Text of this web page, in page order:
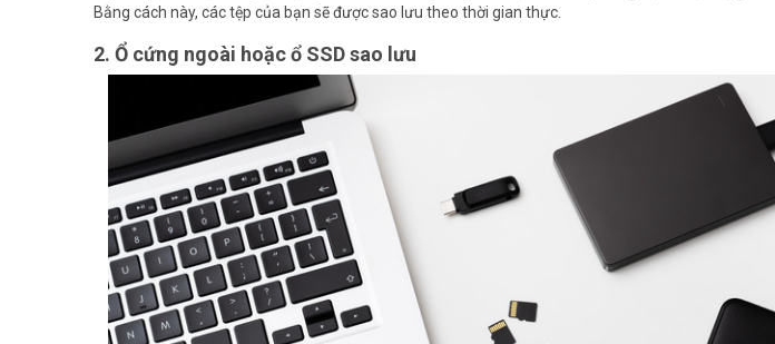
Bằng cách này, các tệp của bạn sẽ được sao lưu theo thời gian thực.
2. Ổ cứng ngoài hoặc ổ SSD sao lưu